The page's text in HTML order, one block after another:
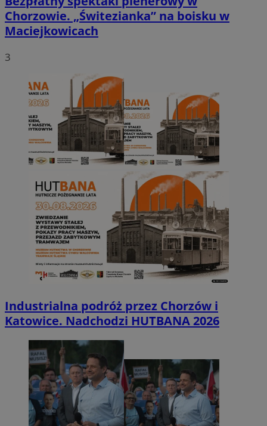
Chorzowie. „Świtezianka” na boisku w
Maciejkowicach
3
Industrialna podróż przez Chorzów i
Katowice. Nadchodzi HUTBANA 2026